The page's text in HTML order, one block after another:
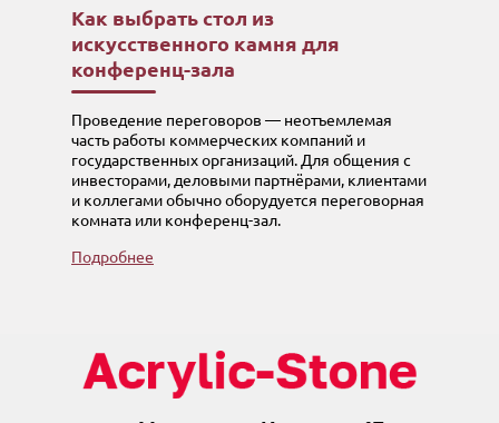
Как выбрать стол из
искусственного камня для
конференц-зала
Проведение переговоров — неотъемлемая
часть работы коммерческих компаний и
государственных организаций. Для общения с
инвесторами, деловыми партнёрами, клиентами
и коллегами обычно оборудуется переговорная
комната или конференц-зал.
Подробнее